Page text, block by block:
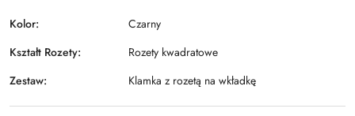
Kolor:
Czarny
Kształt Rozety:
Rozety kwadratowe
Zestaw:
Klamka z rozetą na wkładkę